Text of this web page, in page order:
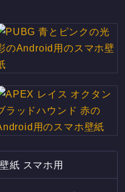
紙 スマホ用